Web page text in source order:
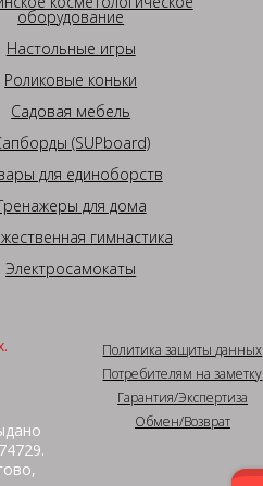
оборудование
Настольные игры
Роликовые коньки
Садовая мебель
(SUPboard)
для единоборств
для дома
гимнастика
Электросамокаты
Политика защиты данных
Потребителям на заметку
Гарантия/Экспертиза
Обмен/Возврат